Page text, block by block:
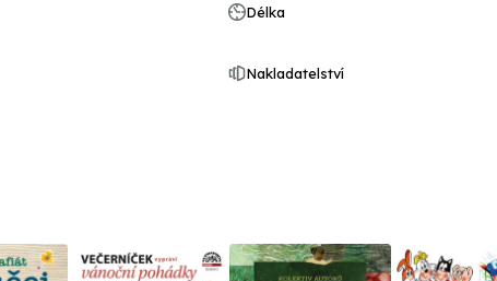
Délka
Nakladatelství